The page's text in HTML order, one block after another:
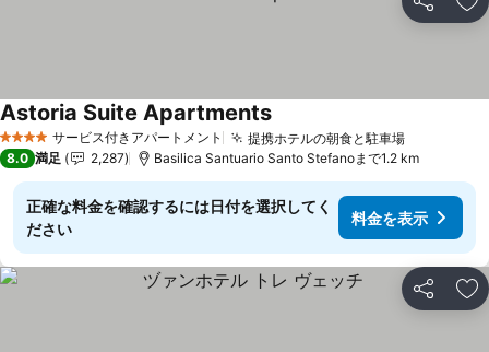
シェア お
4 ホテルのランクサービス付きアパートメント 提携ホテルの朝食と駐車場料金を表
Astoria Suite Apartments料金を表示
8.0 満足 2,287 Basilica Santuario Santo Stefanoまで1.2 km
正確な料金を確認するには日付を選択してく
ださい
料金を表示
シェア お